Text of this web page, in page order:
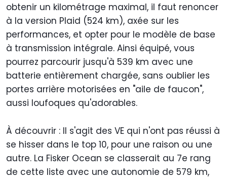
obtenir un kilométrage maximal, il faut renoncer
à la version Plaid (524 km), axée sur les
performances, et opter pour le modèle de base
à transmission intégrale. Ainsi équipé, vous
pourrez parcourir jusqu'à 539 km avec une
batterie entièrement chargée, sans oublier les
portes arrière motorisées en "aile de faucon",
aussi loufoques qu'adorables.
À découvrir : Il s'agit des VE qui n'ont pas réussi à
se hisser dans le top 10, pour une raison ou une
autre. La Fisker Ocean se classerait au 7e rang
de cette liste avec une autonomie de 579 km,